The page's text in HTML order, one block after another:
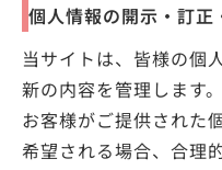
個人情報の開示・訂正
当サイトは、皆様の個
新の内容を管理します。
お客様がご提供された
希望される場合、合理